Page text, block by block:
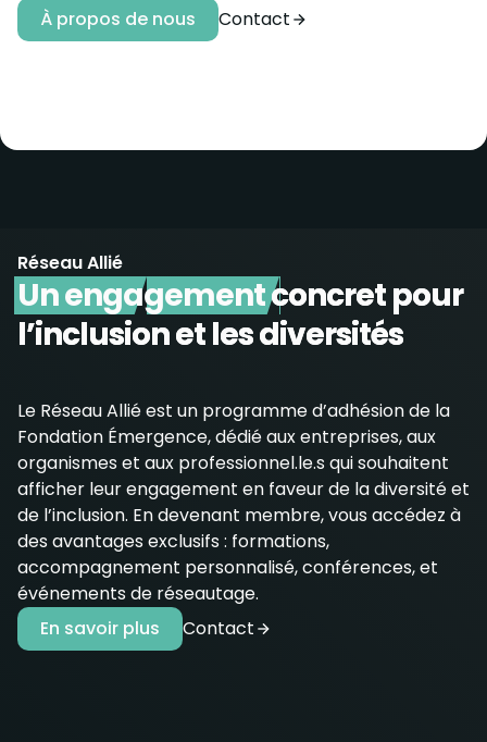
À propos de nous Contact
Réseau Allié
Un engagementconcret pour
l’inclusion et les diversités
Le Réseau Allié est un programme d’adhésion de la
Fondation Émergence, dédié aux entreprises, aux
organismes et aux professionnel.le.s qui souhaitent
afficher leur engagement en faveur de la diversité et
de l’inclusion. En devenant membre, vous accédez à
des avantages exclusifs : formations,
accompagnement personnalisé, conférences, et
événements de réseautage.
En savoir plus
Contact